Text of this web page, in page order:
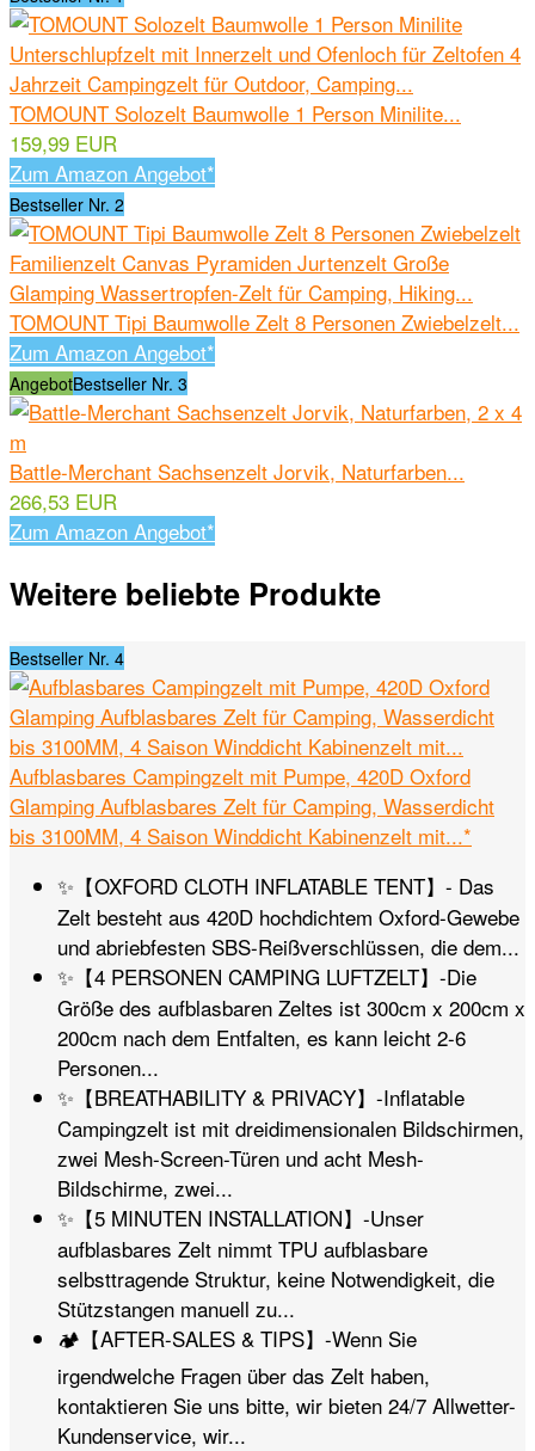
TOMOUNT Solozelt Baumwolle 1 Person Minilite...
159,99 EUR
Zum Amazon Angebot*
Bestseller Nr. 2
TOMOUNT Tipi Baumwolle Zelt 8 Personen Zwiebelzelt...
Zum Amazon Angebot*
AngebotBestseller Nr. 3
Battle-Merchant Sachsenzelt Jorvik, Naturfarben...
266,53 EUR
Zum Amazon Angebot*
Weitere beliebte Produkte
Bestseller Nr. 4
Aufblasbares Campingzelt mit Pumpe, 420D Oxford
Glamping Aufblasbares Zelt für Camping, Wasserdicht
bis 3100MM, 4 Saison Winddicht Kabinenzelt mit...*
✨️【OXFORD CLOTH INFLATABLE TENT】- Das
Zelt besteht aus 420D hochdichtem Oxford-Gewebe
und abriebfesten SBS-Reißverschlüssen, die dem...
✨️【4 PERSONEN CAMPING LUFTZELT】-Die
Größe des aufblasbaren Zeltes ist 300cm x 200cm x
200cm nach dem Entfalten, es kann leicht 2-6
Personen...
✨️【BREATHABILITY & PRIVACY】-Inflatable
Campingzelt ist mit dreidimensionalen Bildschirmen,
zwei Mesh-Screen-Türen und acht Mesh-
Bildschirme, zwei...
✨️【5 MINUTEN INSTALLATION】-Unser
aufblasbares Zelt nimmt TPU aufblasbare
selbsttragende Struktur, keine Notwendigkeit, die
Stützstangen manuell zu...
🏕【AFTER-SALES & TIPS】-Wenn Sie
irgendwelche Fragen über das Zelt haben,
kontaktieren Sie uns bitte, wir bieten 24/7 Allwetter-
Kundenservice, wir...